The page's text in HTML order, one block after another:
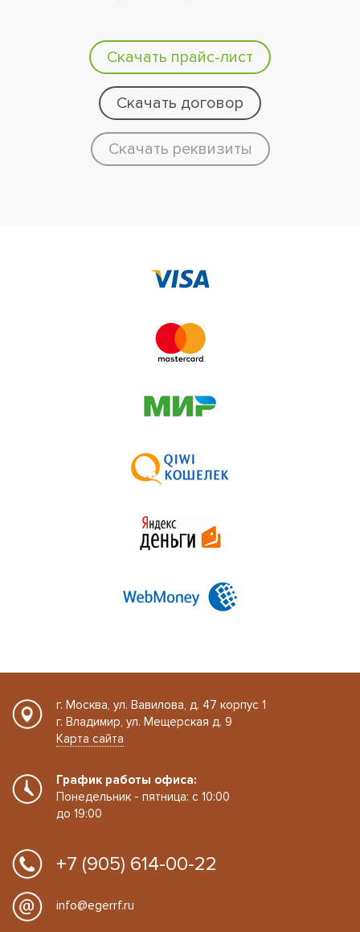
Скачать прайс-лист
Скачать договор
Скачать реквизиты
г. Москва, ул. Вавилова, д. 47 корпус 1
г. Владимир, ул. Мещерская д. 9
Карта сайта
График работы офиса:
Понедельник - пятница: с 10:00
до 19:00
+7 (905) 614-00-22
info@egerrf.ru